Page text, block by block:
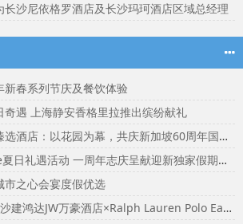
长沙尼依格罗酒店及长沙玛珂酒店区域总经理
春系列节庆及餐饮体验
奇遇 上海静安香格里拉推出缤纷献礼
新加坡滨海湾宾乐雅臻选酒店：以花园为幕，共庆新加坡60周年国庆盛宴
Fusion推出Fusionlife夏日礼遇活动 一周年志庆呈献迎新独家假期奖赏
市之心会宴度假优选
三生万物·生生不息 长沙建鸿达JW万豪酒店×Ralph Lauren Polo Earth开启可持续生活旅行美学